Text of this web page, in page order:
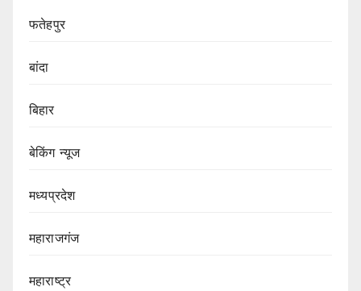
फतेहपुर
बांदा
बिहार
बेकिंग न्यूज
मध्यप्रदेश
महाराजगंज
महाराष्ट्र